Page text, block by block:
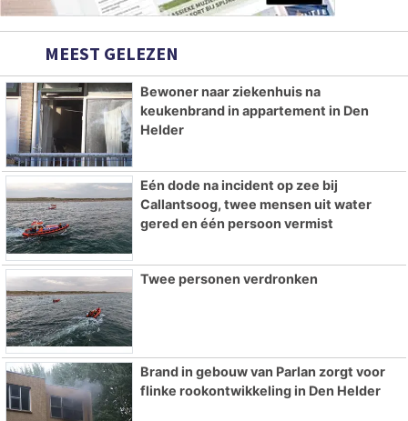
MEEST GELEZEN
Bewoner naar ziekenhuis na
keukenbrand in appartement in Den
Helder
Eén dode na incident op zee bij
Callantsoog, twee mensen uit water
gered en één persoon vermist
Twee personen verdronken
Brand in gebouw van Parlan zorgt voor
flinke rookontwikkeling in Den Helder